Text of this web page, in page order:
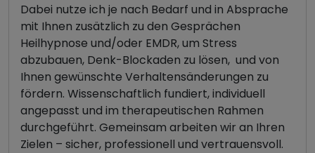
Dabei nutze ich je nach Bedarf und in Absprache
mit Ihnen zusätzlich zu den Gesprächen
Heilhypnose und/oder EMDR, um Stress
abzubauen, Denk-Blockaden zu lösen, und von
Ihnen gewünschte Verhaltensänderungen zu
fördern. Wissenschaftlich fundiert, individuell
angepasst und im therapeutischen Rahmen
durchgeführt. Gemeinsam arbeiten wir an Ihren
Zielen – sicher, professionell und vertrauensvoll.